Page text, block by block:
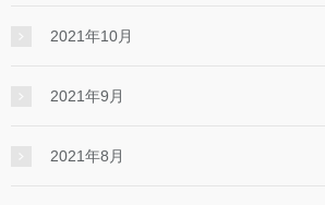
2021年10月
2021年9月
2021年8月